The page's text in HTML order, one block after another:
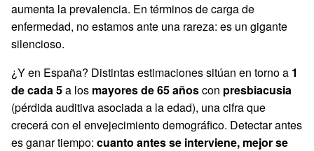
aumenta la prevalencia. En términos de carga de
enfermedad, no estamos ante una rareza: es un gigante
silencioso.
¿Y en España? Distintas estimaciones sitúan en torno a 1
de cada 5a los mayores de 65 añoscon presbiacusia
(pérdida auditiva asociada a la edad), una cifra que
crecerá con el envejecimiento demográfico. Detectar antes
es ganar tiempo: cuanto antes se interviene, mejor se